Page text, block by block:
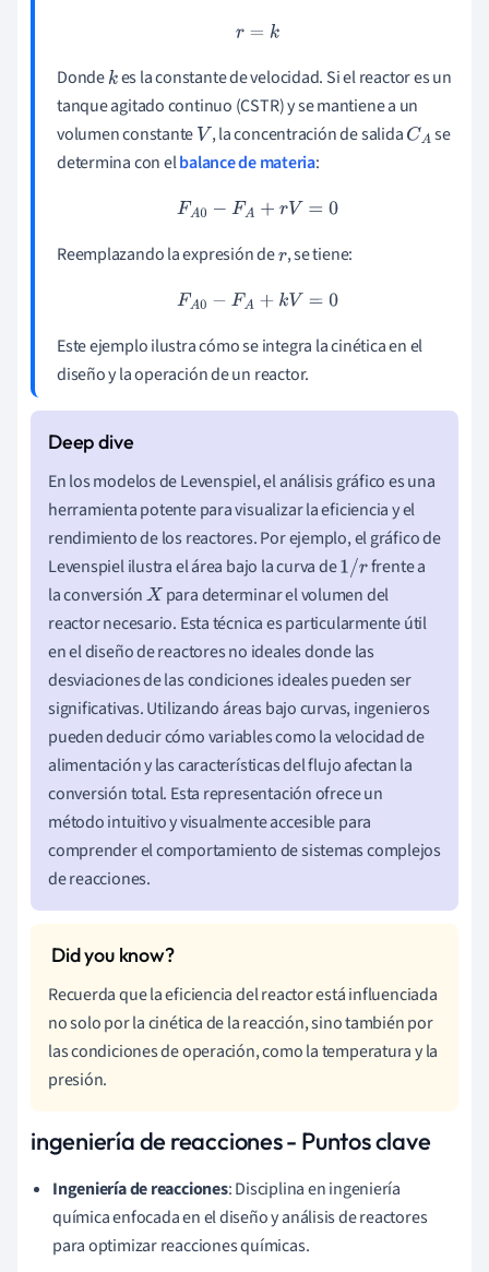
r=k
Dondekes la constante de velocidad. Si el reactor es un
tanque agitado continuo (CSTR) y se mantiene a un
volumen constante V , la concentración de salidaCA se
determina con elbalance de materia:
FA 0−F A+r V=0
Reemplazando la expresión der, se tiene:
FA 0−FA+k V=0
Este ejemplo ilustra cómo se integra la cinética en el
diseño y la operación de un reactor.
En los modelos de Levenspiel, el análisis gráfico es una
herramienta potente para visualizar la eficiencia y el
rendimiento de los reactores. Por ejemplo, el gráfico de
Levenspiel ilustra el área bajo la curva de1/r frente a
la conversiónX para determinar el volumen del
reactor necesario. Esta técnica es particularmente útil
en el diseño de reactores no ideales donde las
desviaciones de las condiciones ideales pueden ser
significativas. Utilizando áreas bajo curvas, ingenieros
pueden deducir cómo variables como la velocidad de
alimentación y las características del flujo afectan la
conversión total. Esta representación ofrece un
método intuitivo y visualmente accesible para
comprender el comportamiento de sistemas complejos
de reacciones.
Recuerda que la eficiencia del reactor está influenciada
no solo por la cinética de la reacción, sino también por
las condiciones de operación, como la temperatura y la
presión.
ingeniería de reacciones - Puntos clave
Ingeniería de reacciones: Disciplina en ingeniería
química enfocada en el diseño y análisis de reactores
para optimizar reacciones químicas.